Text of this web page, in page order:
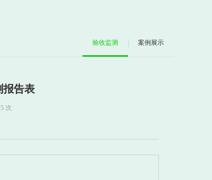
验收监测 案例展示
报告表
次